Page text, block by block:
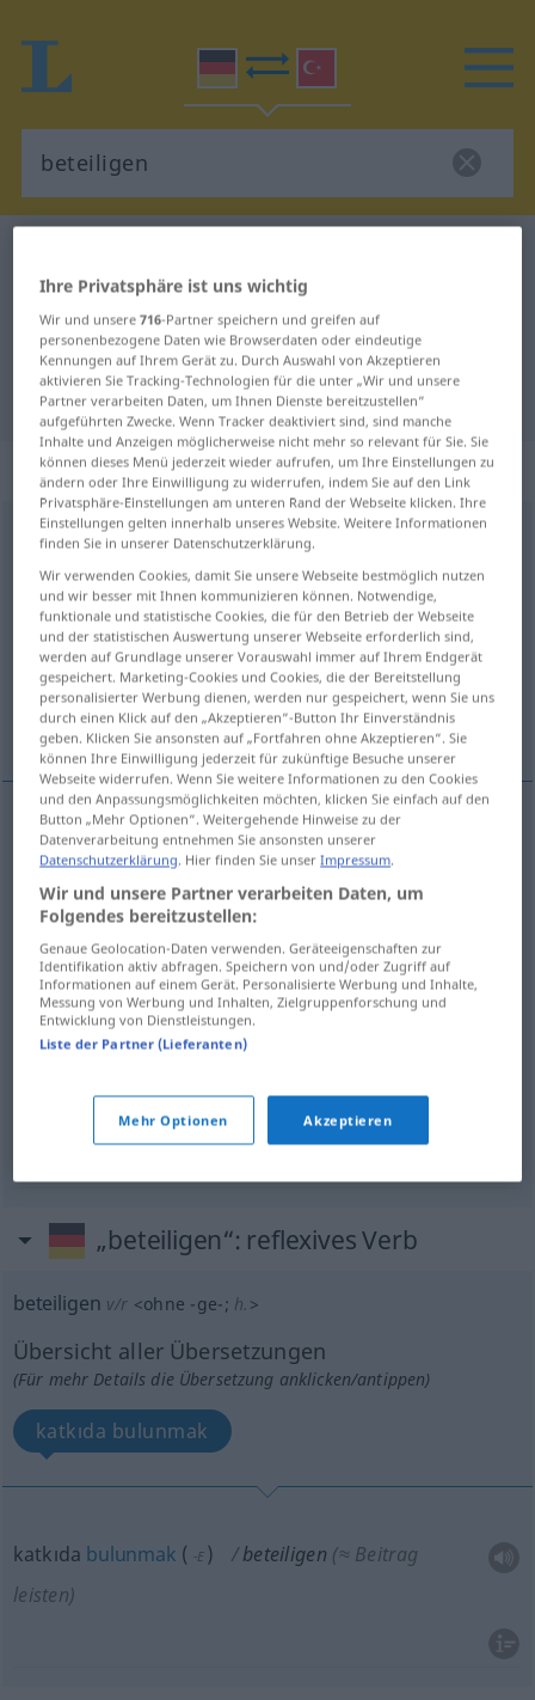
Deutsch-Türkisch Übersetzung für
"beteiligen"
"beteiligen" Türkisch Übersetzung
„beteiligen“: transitives Verb
beteiligenv/t <ohne-ge-; h.>
Übersicht aller Übersetzungen
(Für mehr Details die Übersetzung anklicken/antippen)
birisinin karışmak
birisine kârdan pay vermek
Beispiele
jemanden beteiligen (an DAT )
biri(si)nin ( -E)katılmasınısağlamak
beteiligtseinan (DAT) Unfall, Verbrechen
karışmak ( -E)
kârdanpay vermek
„beteiligen“: reflexives Verb
beteiligen v/r <ohne -ge-; h. >
Übersicht aller Übersetzungen
(Für mehr Details die Übersetzung anklicken/antippen)
katkıda bulunmak
katkıda bulunmak ( -E ) beteiligen (≈ Beitrag
leisten)
Ihre Privatsphäre ist uns wichtig
Wir und unsere716-Partner speichern und greifen auf
personenbezogene Daten wie Browserdaten oder eindeutige
Kennungen auf Ihrem Gerät zu. Durch Auswahl von Akzeptieren
aktivieren Sie Tracking-Technologien für die unter „Wir und unsere
Partner verarbeiten Daten, um Ihnen Dienste bereitzustellen“
aufgeführten Zwecke. Wenn Tracker deaktiviert sind, sind manche
Inhalte und Anzeigen möglicherweise nicht mehr so relevant für Sie. Sie
können dieses Menü jederzeit wieder aufrufen, um Ihre Einstellungen zu
ändern oder Ihre Einwilligung zu widerrufen, indem Sie auf den Link
Privatsphäre-Einstellungen am unteren Rand der Webseite klicken. Ihre
Einstellungen gelten innerhalb unseres Website. Weitere Informationen
finden Sie in unserer Datenschutzerklärung.
Wir verwenden Cookies, damit Sie unsere Webseite bestmöglich nutzen
und wir besser mit Ihnen kommunizieren können. Notwendige,
funktionale und statistische Cookies, die für den Betrieb der Webseite
und der statistischen Auswertung unserer Webseite erforderlich sind,
werden auf Grundlage unserer Vorauswahl immer auf Ihrem Endgerät
gespeichert. Marketing-Cookies und Cookies, die der Bereitstellung
personalisierter Werbung dienen, werden nur gespeichert, wenn Sie uns
durch einen Klick auf den „Akzeptieren“-Button Ihr Einverständnis
geben. Klicken Sie ansonsten auf „Fortfahren ohne Akzeptieren“. Sie
können Ihre Einwilligung jederzeit für zukünftige Besuche unserer
Webseite widerrufen. Wenn Sie weitere Informationen zu den Cookies
und den Anpassungsmöglichkeiten möchten, klicken Sie einfach auf den
Button „Mehr Optionen“. Weitergehende Hinweise zu der
Datenverarbeitung entnehmen Sie ansonsten unserer
Datenschutzerklärung. Hier finden Sie unserImpressum.
Wir und unsere Partner verarbeiten Daten, um
Folgendes bereitzustellen:
Genaue Geolocation-Daten verwenden. Geräteeigenschaften zur
Identifikation aktiv abfragen. Speichern von und/oder Zugriff auf
Informationen auf einem Gerät. Personalisierte Werbung und Inhalte,
Messung von Werbung und Inhalten, Zielgruppenforschung und
Entwicklung von Dienstleistungen.
Liste der Partner (Lieferanten)
Mehr Optionen Akzeptieren